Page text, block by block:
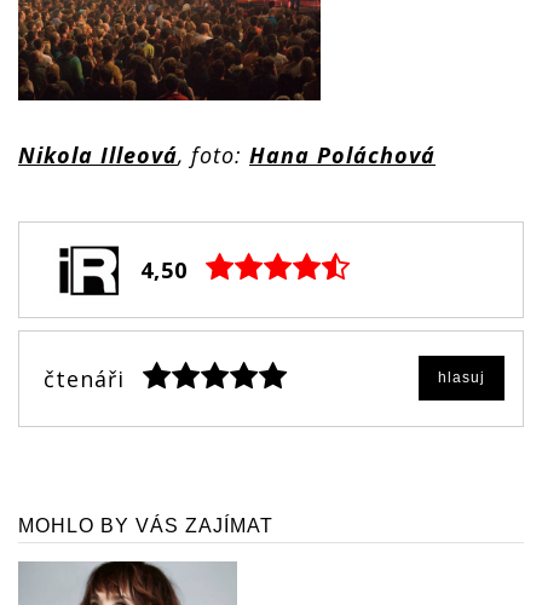
Nikola Illeová, foto: Hana Poláchová
4,50
čtenáři hlasuj
MOHLO BY VÁS ZAJÍMAT